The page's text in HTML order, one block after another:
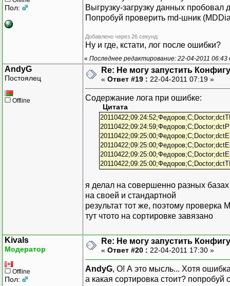
Пол:
Выгрузку-загрузку данных пробовал
Попробуй проверить md-шник
Добавлено через 26 секунд:
Ну и где, кстати, лог после ошибки?
« Последнее редактирование: 22-04-2011 06:43
AndyG
Постоялец
Offline
Re: Не могу запустить
« Ответ #19 : 22-04-2011 07:19 »
Содержание лога при ошибке:
Цитата
я делал на совершенно разных базах
на своей и стандартной
результат тот же, поэтому проверка
тут чтото на сортировке завязано
Kivals
Модератор
Offline
Пол:
Re: Не могу запустить
« Ответ #20 : 22-04-2011 17:30 »
AndyG, О! А это мысль... Хотя
а какая сортировка стоит?